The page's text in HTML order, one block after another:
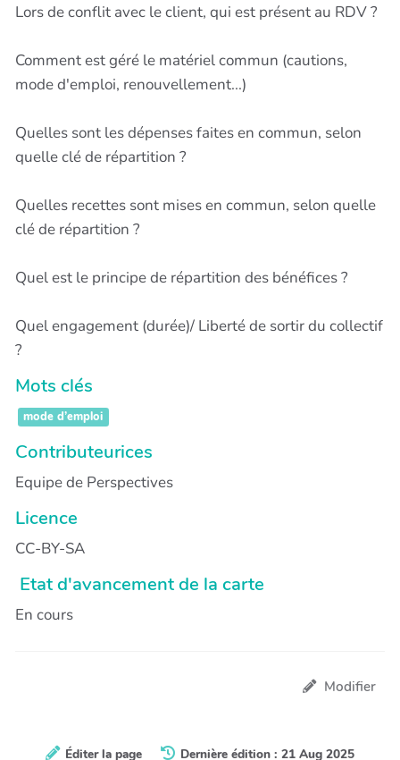
Lors de conflit avec le client, qui est présent au RDV ?
Comment est géré le matériel commun (cautions,
mode d'emploi, renouvellement...)
Quelles sont les dépenses faites en commun, selon
quelle clé de répartition ?
Quelles recettes sont mises en commun, selon quelle
clé de répartition ?
Quel est le principe de répartition des bénéfices ?
Quel engagement (durée)/ Liberté de sortir du collectif
?
Mots clés
mode d’emploi
Contributeurices
Equipe de Perspectives
Licence
CC-BY-SA
Etat d'avancement de la carte
En cours
Modifier
Éditer la page Dernière édition : 21 Aug 2025